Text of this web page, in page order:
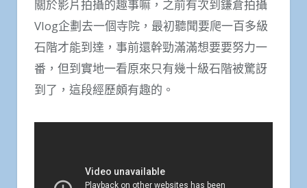
關於影片拍攝的趣事嘛，之前有次到鎌倉拍攝
Vlog企劃去一個寺院，最初聽聞要爬一百多級
石階才能到達，事前還幹勁滿滿想要要努力一
番，但到實地一看原來只有幾十級石階被驚訝
到了，這段經歷頗有趣的。